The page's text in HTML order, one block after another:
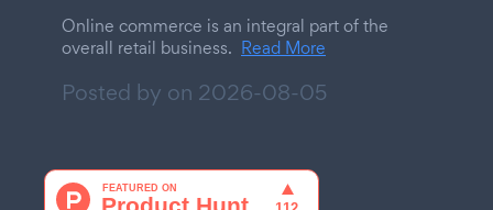
Online commerce is an integral part of the
overall retail business. Read More
Posted by on 2026-08-05